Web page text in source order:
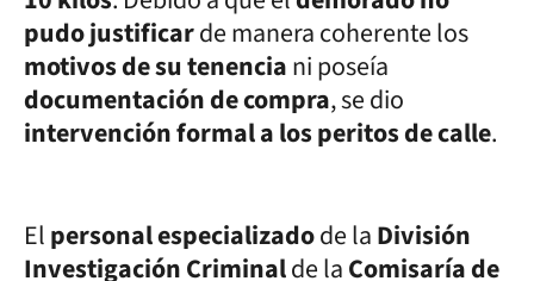
pudo justificarde manera coherente los
motivos de su tenenciani poseía
documentación de compra, se dio
intervención formal a los peritos de calle.
Elpersonal especializadode laDivisión
Investigación Criminalde laComisaría de